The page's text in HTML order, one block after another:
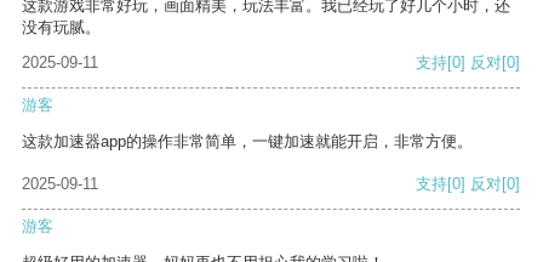
这款游戏非常好玩，画面精美，玩法丰富。我已经玩了好几个小时，还
没有玩腻。
2025-09-11
支持[0] 反对[0]
游客
这款加速器app的操作非常简单，一键加速就能开启，非常方便。
2025-09-11 支持[0] 反对[0]
游客